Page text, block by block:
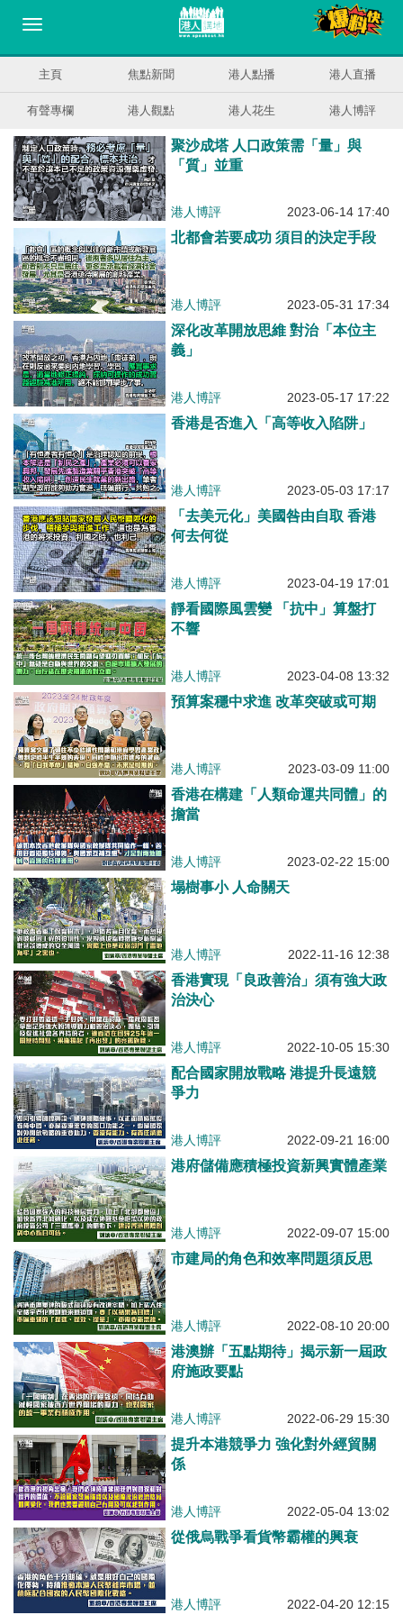
主頁 焦點新聞 港人點播 港人直播
有聲專欄 港人觀點 港人花生 港人博評
聚沙成塔 人口政策需「量」與
「質」並重
港人博評 2023-06-14 17:40
北都會若要成功 須目的決定手段
港人博評 2023-05-31 17:34
深化改革開放思維 對治「本位主
義」
港人博評 2023-05-17 17:22
香港是否進入「高等收入陷阱」
港人博評 2023-05-03 17:17
「去美元化」美國咎由自取 香港
何去何從
港人博評 2023-04-19 17:01
靜看國際風雲變 「抗中」算盤打
不響
港人博評 2023-04-08 13:32
預算案穩中求進 改革突破或可期
港人博評 2023-03-09 11:00
香港在構建「人類命運共同體」的
擔當
港人博評 2023-02-22 15:00
塌樹事小 人命關天
港人博評 2022-11-16 12:38
香港實現「良政善治」須有強大政
治決心
港人博評 2022-10-05 15:30
配合國家開放戰略 港提升長遠競
爭力
港人博評 2022-09-21 16:00
港府儲備應積極投資新興實體產業
港人博評 2022-09-07 15:00
市建局的角色和效率問題須反思
港人博評 2022-08-10 20:00
港澳辦「五點期待」揭示新一屆政
府施政要點
港人博評 2022-06-29 15:30
提升本港競爭力 強化對外經貿關
係
港人博評 2022-05-04 13:02
從俄烏戰爭看貨幣霸權的興衰
港人博評 2022-04-20 12:15